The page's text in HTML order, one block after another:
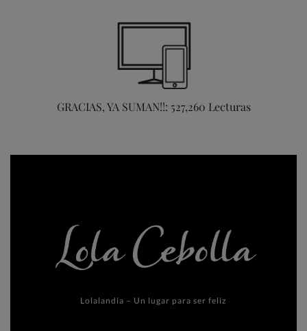
GRACIAS, YA SUMAN!!: 527,260 Lecturas
Lolalandia – Un lugar para ser feliz